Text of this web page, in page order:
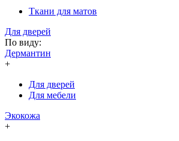
Ткани для матов
Для дверей
По виду:
Дермантин
+
Для дверей
Для мебели
Экокожа
+